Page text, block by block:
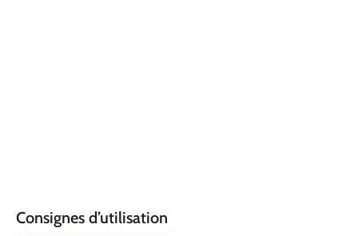
Consignes d’utilisation